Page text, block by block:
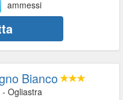
ammessi
Bianco
Ogliastra